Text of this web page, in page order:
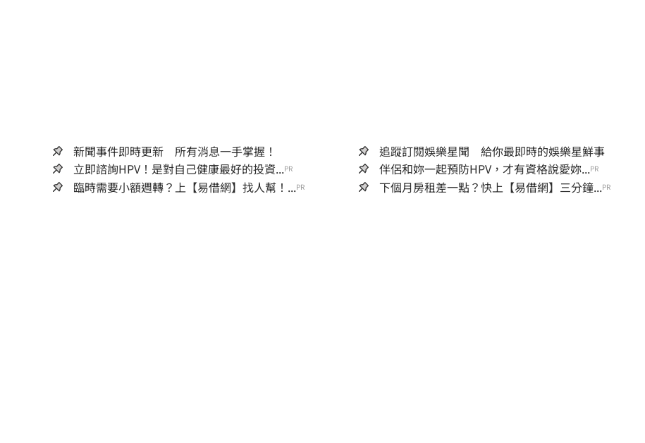
新聞事件即時更新 所有消息一手掌握！
追蹤訂閱娛樂星聞 給你最即時的娛樂星鮮事
立即諮詢HPV！是對自己健康最好的投資...PR 伴侶和妳一起預防HPV，才有資格說愛妳...PR
臨時需要小額週轉？上【易借網】找人幫！...PR 下個月房租差一點？快上【易借網】三分鐘...PR